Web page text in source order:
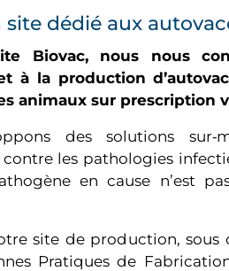
site dédié aux
Biovac, nous nous
à la production
animaux sur prescription
des solutions
les pathologies
en cause n’est
site de production,
Pratiques de